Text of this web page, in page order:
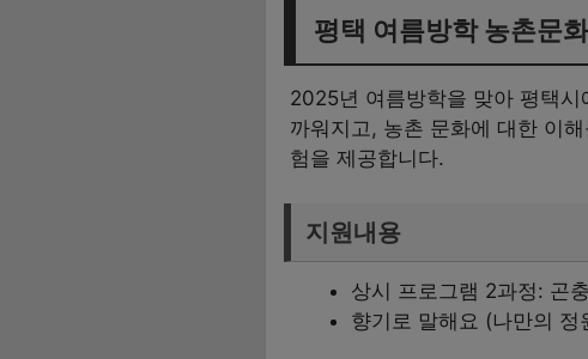
평택 여름방학 농촌문
2025년 여름방학을 맞아 평택
까워지고, 농촌 문화에 대한 이
험을 제공합니다.
지원내용
상시 프로그램 2과정: 곤
향기로 말해요 (나만의 정